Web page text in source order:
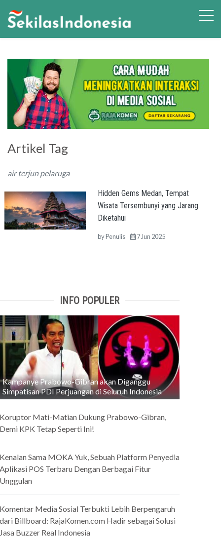
Artikel Tag
air terjun pelaruga
Hidden Gems Medan, Tempat
Wisata Tersembunyi yang Jarang
Diketahui
byPenulis 7 Jun 2025
INFO POPULER
Kampanye Prabowo-Gibran akan Diganggu
Simpatisan PDI Perjuangan di Seluruh Indonesia
Mati-Matian Dukung Prabowo-Gibran,
KPK Tetap Seperti Ini!
Sama MOKA Yuk, Sebuah Platform Penyedia
POS Terbaru Dengan Berbagai Fitur
Media Sosial Terbukti Lebih Berpengaruh
Billboard: RajaKomen.com Hadir sebagai Solusi
Buzzer Real Indonesia